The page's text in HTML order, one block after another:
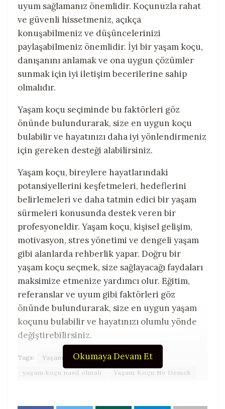
uyum sağlamanız önemlidir. Koçunuzla rahat
ve güvenli hissetmeniz, açıkça
konuşabilmeniz ve düşüncelerinizi
paylaşabilmeniz önemlidir. İyi bir yaşam koçu,
danışanını anlamak ve ona uygun çözümler
sunmak için iyi iletişim becerilerine sahip
olmalıdır.
Yaşam koçu seçiminde bu faktörleri göz
önünde bulundurarak, size en uygun koçu
bulabilir ve hayatınızı daha iyi yönlendirmeniz
için gereken desteği alabilirsiniz.
Yaşam koçu, bireylere hayatlarındaki
potansiyellerini keşfetmeleri, hedeflerini
belirlemeleri ve daha tatmin edici bir yaşam
sürmeleri konusunda destek veren bir
profesyoneldir. Yaşam koçu, kişisel gelişim,
motivasyon, stres yönetimi ve dengeli yaşam
gibi alanlarda rehberlik yapar. Doğru bir
yaşam koçu seçmek, size sağlayacağı faydaları
maksimize etmenize yardımcı olur. Eğitim,
referanslar ve uyum gibi faktörleri göz
önünde bulundurarak, size en uygun yaşam
koçunu bulabilir ve hayatınızı olumlu yönde
değiştirebilirsiniz.
Okumaya Devam Et
Tags:
Yaşam koçu çalışma süreci
yaşam koçu nasıl olmalı
Yaşam Koçu Ne Demek